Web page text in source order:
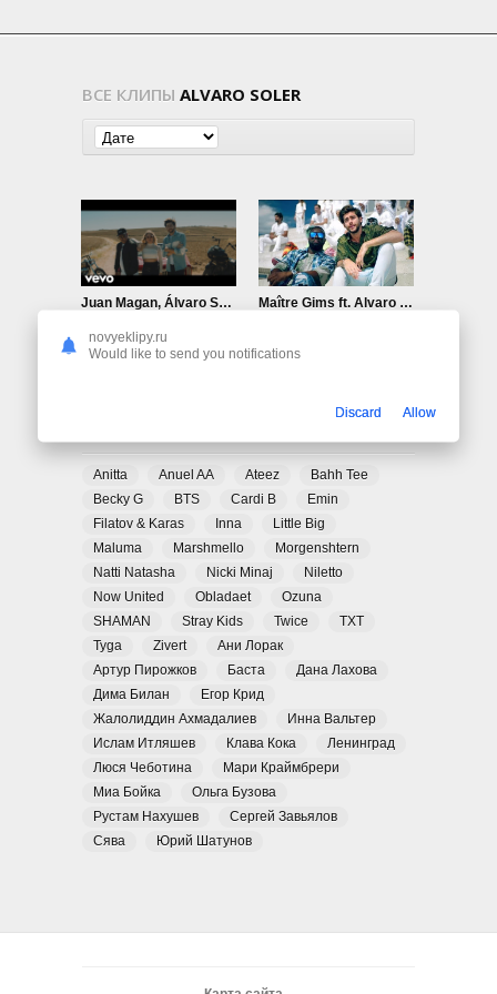
ВСЕ КЛИПЫ ALVARO SOLER
Juan Magan, Álvaro Soler, Marielle — Sobrenatural
Maître Gims ft. Alvaro Soler — Lo Mismo
Anitta Anuel AA Ateez
Bahh Tee
Becky G
BTS Cardi B
Emin
Filatov & Karas
Inna
Little Big
Maluma
Marshmello
Morgenshtern
Natti Natasha
Nicki Minaj
Niletto
Now United
Obladaet
Ozuna
SHAMAN
Stray Kids Twice
TXT
Tyga
Zivert
Ани Лорак
Артур Пирожков
Баста
Дана Лахова
Дима Билан
Егор Крид
Жалолиддин Ахмадалиев
Инна Вальтер
Ислам Итляшев
Клава Кока
Ленинград
Люся Чеботина
Мари Краймбрери
Миа Бойка
Ольга Бузова
Рустам Нахушев
Сергей Завьялов
Сява
Юрий Шатунов
novyeklipy.ru
Would like to send you notifications
Discard Allow